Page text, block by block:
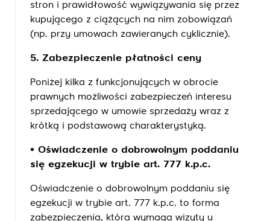
stron i prawidłowość wywiązywania się przez
kupującego z ciążących na nim zobowiązań
(np. przy umowach zawieranych cyklicznie).
5. Zabezpieczenie płatności ceny
Poniżej kilka z funkcjonujących w obrocie
prawnych możliwości zabezpieczeń interesu
sprzedającego w umowie sprzedaży wraz z
krótką i podstawową charakterystyką.
• Oświadczenie o dobrowolnym poddaniu
się egzekucji w trybie art. 777 k.p.c.
Oświadczenie o dobrowolnym poddaniu się
egzekucji w trybie art. 777 k.p.c. to forma
zabezpieczenia, która wymaga wizyty u